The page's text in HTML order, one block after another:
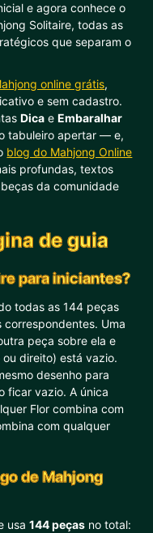
e agora conhece o
Solitaire, todas as
que separam o
online grátis,
e sem cadastro.
Dica eEmbaralhar
tabuleiro apertar — e,
blog do Mahjong Online
profundas, textos
da comunidade
de guia
para iniciantes?
todas as 144 peças
Uma
peça sobre ela e
direito) está vazio.
desenho para
ficar vazio. A única
Flor combina com
com qualquer
de Mahjong
usa144 peças no total: